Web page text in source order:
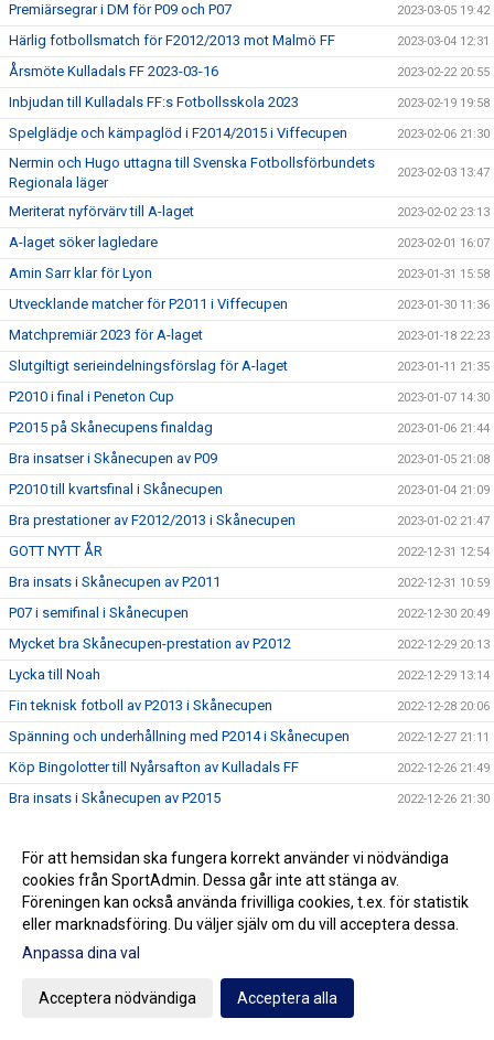
Premiärsegrar i DM för P09 och P07 2023-03-05 19:42
Härlig fotbollsmatch för F2012/2013 mot Malmö FF 2023-03-04 12:31
Årsmöte Kulladals FF 2023-03-16 2023-02-22 20:55
Inbjudan till Kulladals FF:s Fotbollsskola 2023 2023-02-19 19:58
Spelglädje och kämpaglöd i F2014/2015 i Viffecupen 2023-02-06 21:30
Nermin och Hugo uttagna till Svenska Fotbollsförbundets
Regionala läger
2023-02-03 13:47
Meriterat nyförvärv till A-laget 2023-02-02 23:13
A-laget söker lagledare 2023-02-01 16:07
Amin Sarr klar för Lyon 2023-01-31 15:58
Utvecklande matcher för P2011 i Viffecupen 2023-01-30 11:36
Matchpremiär 2023 för A-laget 2023-01-18 22:23
Slutgiltigt serieindelningsförslag för A-laget 2023-01-11 21:35
P2010 i final i Peneton Cup 2023-01-07 14:30
P2015 på Skånecupens finaldag 2023-01-06 21:44
Bra insatser i Skånecupen av P09 2023-01-05 21:08
P2010 till kvartsfinal i Skånecupen 2023-01-04 21:09
Bra prestationer av F2012/2013 i Skånecupen 2023-01-02 21:47
GOTT NYTT ÅR 2022-12-31 12:54
Bra insats i Skånecupen av P2011 2022-12-31 10:59
P07 i semifinal i Skånecupen 2022-12-30 20:49
Mycket bra Skånecupen-prestation av P2012 2022-12-29 20:13
Lycka till Noah 2022-12-29 13:14
Fin teknisk fotboll av P2013 i Skånecupen 2022-12-28 20:06
Spänning och underhållning med P2014 i Skånecupen 2022-12-27 21:11
Köp Bingolotter till Nyårsafton av Kulladals FF 2022-12-26 21:49
Bra insats i Skånecupen av P2015 2022-12-26 21:30
Resultat Dragning Kulladals FF Jullotteri 2022 2022-12-21 13:30
P2010 avslutade säsongen med beachvolleyboll
Köp era Jul-Bingolotter av Kulladals FF vid ICA Kvantum
2022-12-11 11:50
Cupseger för P09
För att hemsidan ska fungera korrekt använder vi nödvändiga
cookies från SportAdmin. Dessa går inte att stänga av.
Föreningen kan också använda frivilliga cookies, t.ex. för statistik
eller marknadsföring. Du väljer själv om du vill acceptera dessa.
Anpassa dina val
Acceptera nödvändiga Acceptera alla